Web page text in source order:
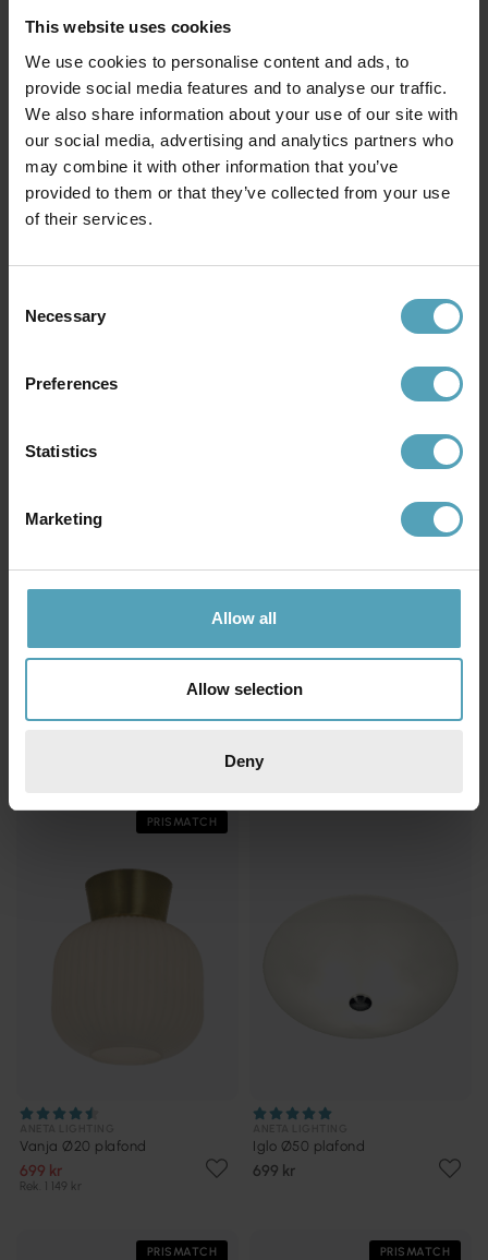
This website uses cookies
We use cookies to personalise content and ads, to
provide social media features and to analyse our traffic.
We also share information about your use of our site with
our social media, advertising and analytics partners who
may combine it with other information that you’ve
provided to them or that they’ve collected from your use
of their services.
Selection
Necessary
Preferences
Statistics
Marketing
Allow all
Allow selection
Deny
CO BANKERYD
Poppy Ø57 plafond
1 514 kr
Rek. 1 999 kr
CO BANKERYD
Kolme Ø70 plafond
Kompass Ø42 plafond
PRISMATCH
ANETA LIGHTING
Vanja Ø20 plafond
Rek. 1 149 kr
PRISMATCH
Vanja Ø20 plafond
699 kr
Rek. 1 149 kr
Iglo Ø50 plafond
699 kr
PRISMATCH PRISMATCH